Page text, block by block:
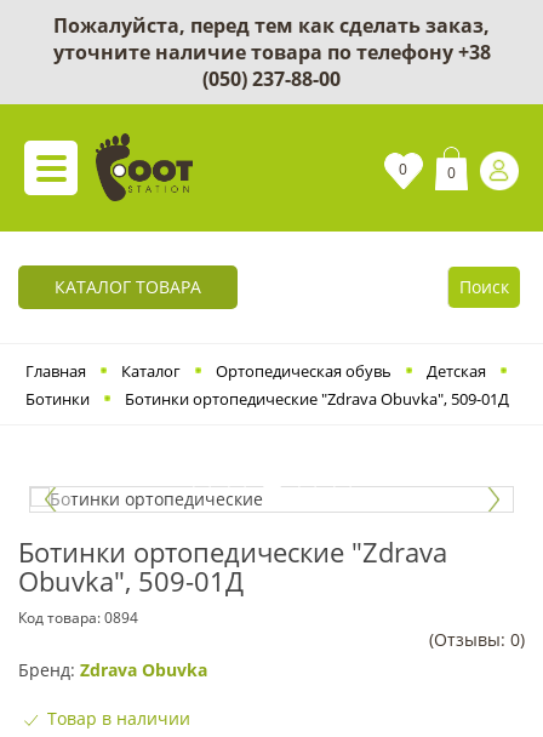
Пожалуйста, перед тем как сделать заказ,
уточните наличие товара по телефону+38
(050) 237-88-00
0 0
КАТАЛОГ ТОВАРА Поиск
Главная Каталог Ортопедическая обувь
Детская
Ботинки
Ботинки ортопедические "Zdrava Obuvka", 509-01Д
Ботинки ортопедические "Zdrava
Obuvka", 509-01Д
Код товара:0894
(Отзывы: 0)
Бренд: Zdrava Obuvka
Товар в наличии